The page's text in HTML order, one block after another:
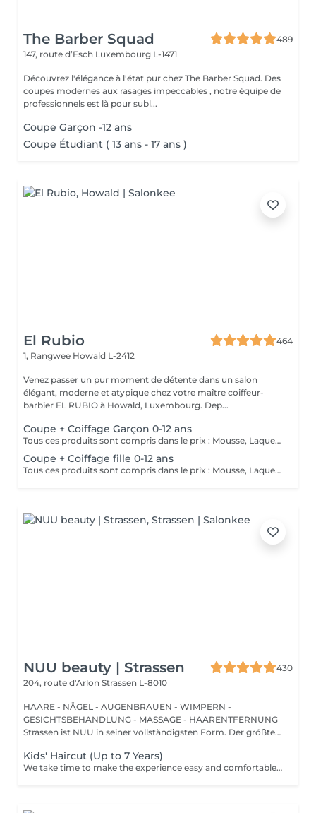
The Barber Squad
489
147, route d’Esch Luxembourg L-1471
Découvrez l'élégance à l'état pur chez The Barber Squad. Des
coupes modernes aux rasages impeccables , notre équipe de
professionnels est là pour subl...
Coupe Garçon -12 ans
Coupe Étudiant ( 13 ans - 17 ans )
El Rubio
464
1, Rangwee Howald L-2412
Venez passer un pur moment de détente dans un salon
élégant, moderne et atypique chez votre maître coiffeur-
barbier EL RUBIO à Howald, Luxembourg. Dep...
Coupe + Coiffage Garçon 0-12 ans
Tous ces produits sont compris dans le prix : Mousse, Laque, Gel, Soin démêlant, Shampoing spécifique. Tous les produits que nous utilisons sont des produits de qualité professionnelle.
Coupe + Coiffage fille 0-12 ans
Tous ces produits sont compris dans le prix : Mousse, Laque, Gel, Soin démêlant, Shampoing spécifique. Tous les produits que nous utilisons sont des produits de qualité professionnelle.
NUU beauty | Strassen
430
204, route d'Arlon Strassen L-8010
HAARE - NÄGEL - AUGENBRAUEN - WIMPERN -
GESICHTSBEHANDLUNG - MASSAGE - HAARENTFERNUNG
Strassen ist NUU in seiner vollständigsten Form. Der größte
Kids' Haircut (Up to 7 Years)
We take time to make the experience easy and comfortable, starting with a short talk to understand the look you want, followed by a careful cut.